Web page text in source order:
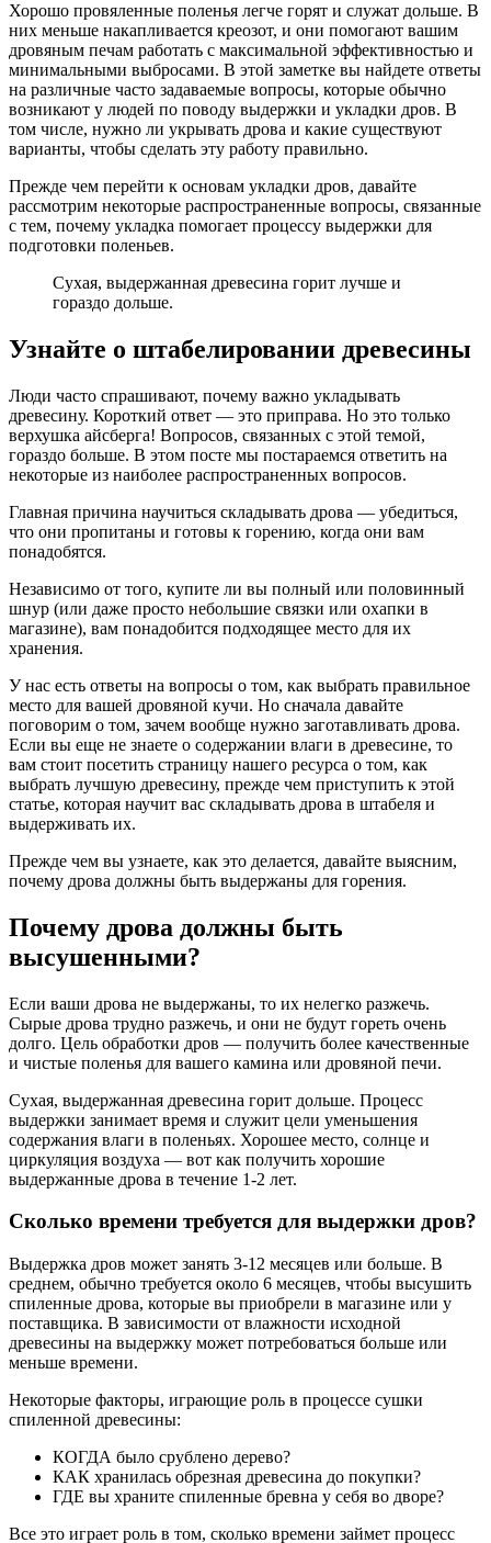
Хорошо провяленные поленья легче горят и служат дольше. В
них меньше накапливается креозот, и они помогают вашим
дровяным печам работать с максимальной эффективностью и
минимальными выбросами. В этой заметке вы найдете ответы
на различные часто задаваемые вопросы, которые обычно
возникают у людей по поводу выдержки и укладки дров. В
том числе, нужно ли укрывать дрова и какие существуют
варианты, чтобы сделать эту работу правильно.
Прежде чем перейти к основам укладки дров, давайте
рассмотрим некоторые распространенные вопросы, связанные
с тем, почему укладка помогает процессу выдержки для
подготовки поленьев.
Сухая, выдержанная древесина горит лучше и
гораздо дольше.
Узнайте о штабелировании древесины
Люди часто спрашивают, почему важно укладывать
древесину. Короткий ответ — это приправа. Но это только
верхушка айсберга! Вопросов, связанных с этой темой,
гораздо больше. В этом посте мы постараемся ответить на
некоторые из наиболее распространенных вопросов.
Главная причина научиться складывать дрова — убедиться,
что они пропитаны и готовы к горению, когда они вам
понадобятся.
Независимо от того, купите ли вы полный или половинный
шнур (или даже просто небольшие связки или охапки в
магазине), вам понадобится подходящее место для их
хранения.
У нас есть ответы на вопросы о том, как выбрать правильное
место для вашей дровяной кучи. Но сначала давайте
поговорим о том, зачем вообще нужно заготавливать дрова.
Если вы еще не знаете о содержании влаги в древесине, то
вам стоит посетить страницу нашего ресурса о том, как
выбрать лучшую древесину, прежде чем приступить к этой
статье, которая научит вас складывать дрова в штабеля и
выдерживать их.
Прежде чем вы узнаете, как это делается, давайте выясним,
почему дрова должны быть выдержаны для горения.
Почему дрова должны быть
высушенными?
Если ваши дрова не выдержаны, то их нелегко разжечь.
Сырые дрова трудно разжечь, и они не будут гореть очень
долго. Цель обработки дров — получить более качественные
и чистые поленья для вашего камина или дровяной печи.
Сухая, выдержанная древесина горит дольше. Процесс
выдержки занимает время и служит цели уменьшения
содержания влаги в поленьях. Хорошее место, солнце и
циркуляция воздуха — вот как получить хорошие
выдержанные дрова в течение 1-2 лет.
Сколько времени требуется для выдержки дров?
Выдержка дров может занять 3-12 месяцев или больше. В
среднем, обычно требуется около 6 месяцев, чтобы высушить
спиленные дрова, которые вы приобрели в магазине или у
поставщика. В зависимости от влажности исходной
древесины на выдержку может потребоваться больше или
меньше времени.
Некоторые факторы, играющие роль в процессе сушки
спиленной древесины:
КОГДА было срублено дерево?
КАК хранилась обрезная древесина до покупки?
ГДЕ вы храните спиленные бревна у себя во дворе?
Все это играет роль в том, сколько времени займет процесс